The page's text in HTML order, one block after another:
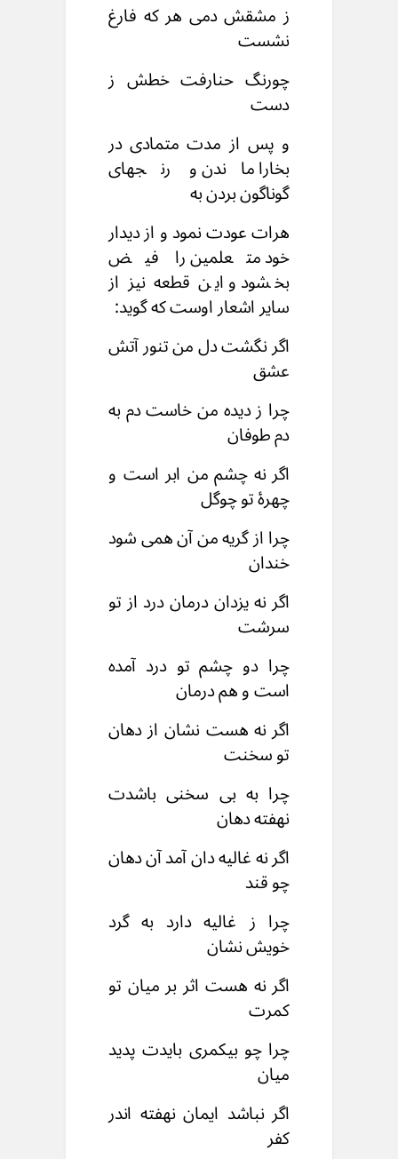
ز مشقش دمی هر که فارغ
نشست
چورنگ حنارفت خطش ز
دست
و پس از مدت متمادی در
بخارا ماندن و رنجهای
گوناگون بردن به
هرات عودت نمود و از دیدار
خود متعلمین را فیض
بخشود و این قطعه نیز از
سایر اشعار اوست که گوید:
اگر نگشت دل من تنور آتش
عشق
چرا ز دیده من خاست دم به
دم طوفان
اگر نه چشم من ابر است و
چهرۀ تو چوگل
چرا از گریه من آن همی شود
خندان
اگر نه یزدان درمان درد از تو
سرشت
چرا دو چشم تو درد آمده
است و هم درمان
اگر نه هست نشان از دهان
تو سخنت
چرا به بی سخنی باشدت
نهفته دهان
اگر نه غالیه دان آمد آن دهان
چو قند
چرا ز غالیه دارد به گرد
خویش نشان
اگر نه هست اثر بر میان تو
کمرت
چرا چو بیکمری بایدت پدید
میان
اگر نباشد ایمان نهفته اندر
کفر